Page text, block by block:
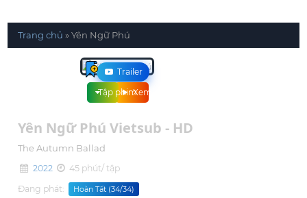
Trang chủ »Yên Ngữ Phú
Trailer
Xem phim
Tập phim
Yên Ngữ Phú Vietsub - HD
The Autumn Ballad
2022
45 phút/ tập
Đang phát:
Hoàn Tất (34/34)